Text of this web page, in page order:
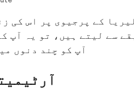
کے پرجیوی پر اس کی
سے لیتے ہیں، تو یہ آپ
آپ کو چند دنوں